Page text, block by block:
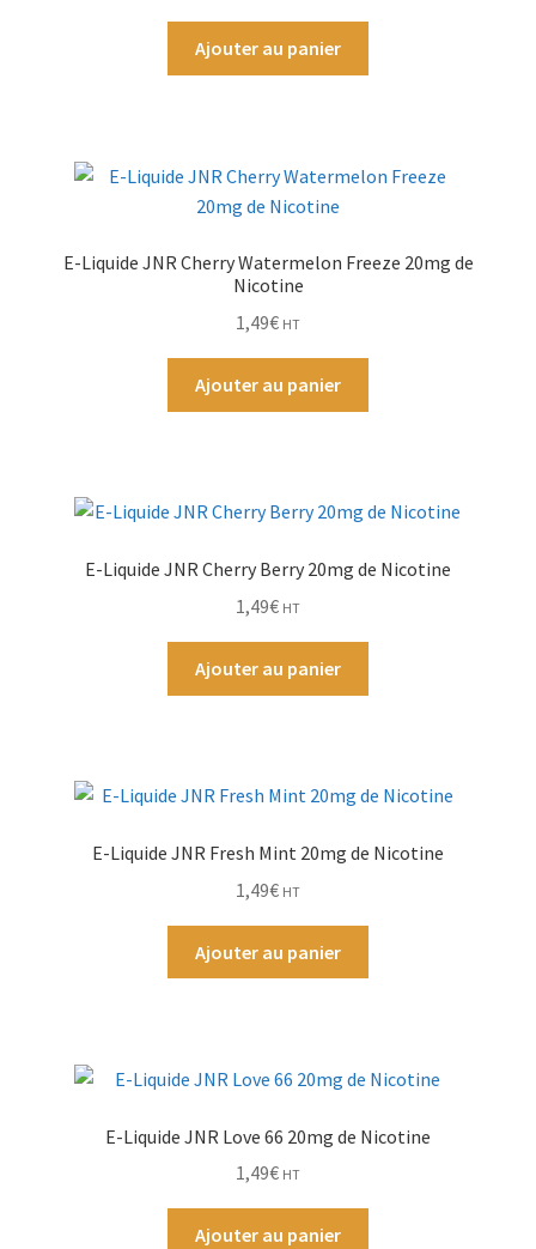
Ajouter au panier
E-Liquide JNR Cherry Watermelon Freeze 20mg de
Nicotine
1,49€ HT
Ajouter au panier
E-Liquide JNR Cherry Berry 20mg de Nicotine
1,49€ HT
Ajouter au panier
E-Liquide JNR Fresh Mint 20mg de Nicotine
1,49€ HT
Ajouter au panier
E-Liquide JNR Love 66 20mg de Nicotine
1,49€ HT
Ajouter au panier